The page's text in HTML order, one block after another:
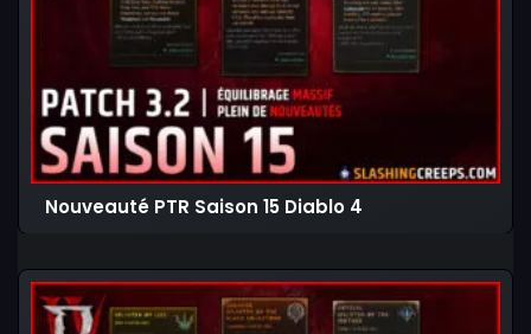
Nouveauté PTR Saison 15 Diablo 4